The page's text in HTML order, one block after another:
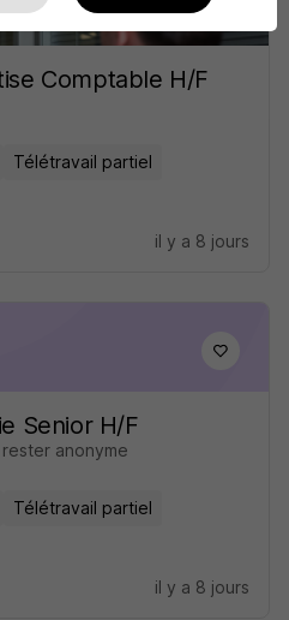
Comptable H/F
Télétravail partiel
il y a 8 jours
Senior H/F
anonyme
Télétravail partiel
il y a 8 jours